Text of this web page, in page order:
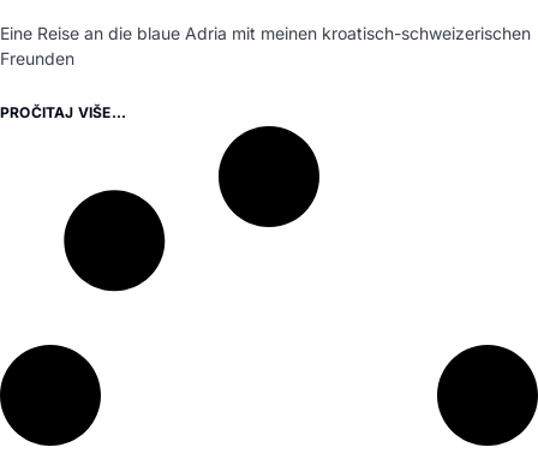
Eine Reise an die blaue Adria mit meinen kroatisch-schweizerischen
Freunden
PROČITAJ VIŠE...